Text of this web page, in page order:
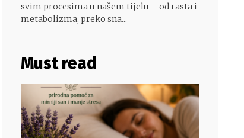
svim procesima u našem tijelu – od rasta i
metabolizma, preko sna...
Must read